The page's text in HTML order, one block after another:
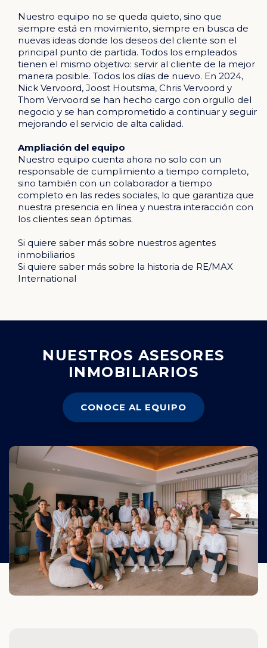
Nuestro equipo no se queda quieto, sino que
siempre está en movimiento, siempre en busca de
nuevas ideas donde los deseos del cliente son el
principal punto de partida. Todos los empleados
tienen el mismo objetivo: servir al cliente de la mejor
manera posible. Todos los días de nuevo. En 2024,
Nick Vervoord, Joost Houtsma, Chris Vervoord y
Thom Vervoord se han hecho cargo con orgullo del
negocio y se han comprometido a continuar y seguir
mejorando el servicio de alta calidad.
Ampliación del equipo
Nuestro equipo cuenta ahora no solo con un
responsable de cumplimiento a tiempo completo,
sino también con un colaborador a tiempo
completo en las redes sociales, lo que garantiza que
nuestra presencia en línea y nuestra interacción con
los clientes sean óptimas.
Si quiere saber más sobre nuestros agentes
inmobiliarios
Si quiere saber más sobre la historia de RE/MAX
International
NUESTROS ASESORES
INMOBILIARIOS
CONOCE AL EQUIPO